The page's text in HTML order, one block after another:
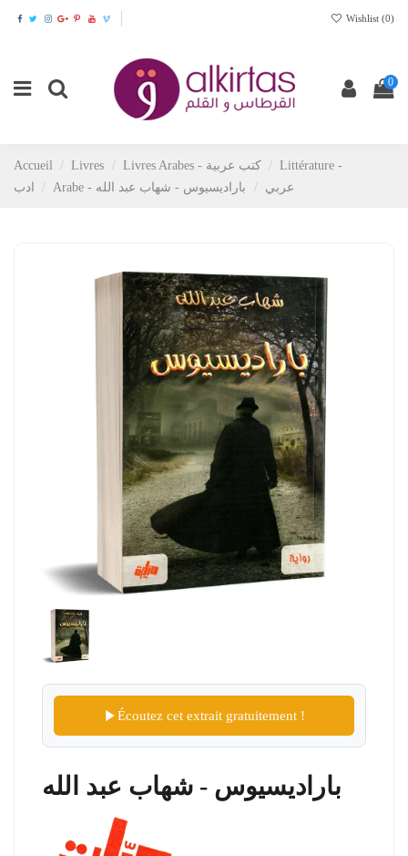
Wishlist (0)
0
Accueil Livres Livres Arabes - كتب عربية
Littérature -
ادب
Arabe - عربي باراديسيوس - شهاب عبد الله
Écoutez cet extrait gratuitement !
باراديسيوس - شهاب عبد الله